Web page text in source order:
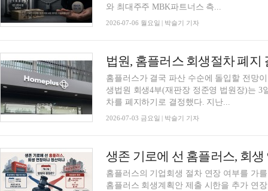
와 최대주주 MBK파트너스 측...
2026-07-06 월요일 | 박슬기 기자
법원, 홈플러스 회생절차 폐
홈플러스가 결국 파산 수순에 돌입할 전망
생법원 회생4부(재판장 정준영 법원장)는 3
차를 폐지하기로 결정했다. 지난...
2026-07-03 금요일 | 박슬기 기자
생존 기로에 선 홈플러스, 회
홈플러스의 기업회생 절차 연장 여부를 가
홈플러스 회생계획안 제출 시한을 추가 연